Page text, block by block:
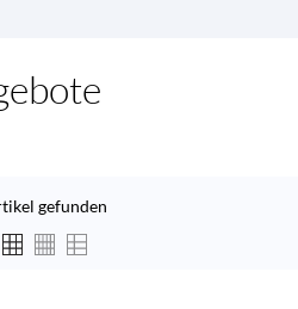
gefunden